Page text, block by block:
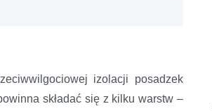
izolacji posadzek
składać się z kilku warstw –